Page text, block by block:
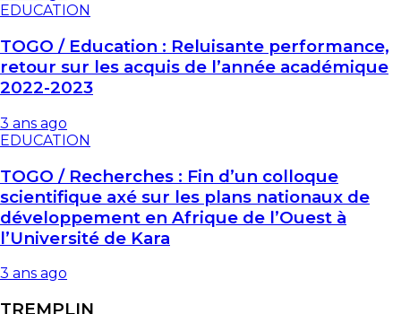
EDUCATION
TOGO / Education : Reluisante performance,
retour sur les acquis de l’année académique
2022-2023
3 ans ago
EDUCATION
TOGO / Recherches : Fin d’un colloque
scientifique axé sur les plans nationaux de
développement en Afrique de l’Ouest à
l’Université de Kara
3 ans ago
TREMPLIN